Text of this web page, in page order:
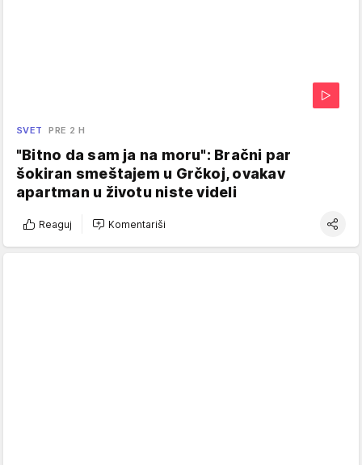
SVET PRE 2 H
"Bitno da sam ja na moru": Bračni par
šokiran smeštajem u Grčkoj, ovakav
apartman u životu niste videli
Reaguj Komentariši